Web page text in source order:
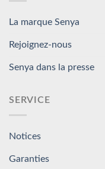
La marque Senya
Rejoignez-nous
Senya dans la presse
SERVICE
Notices
Garanties